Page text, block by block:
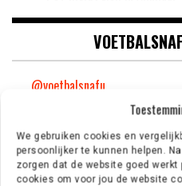
We gebruiken cookies en
persoonlijker te kunnen helpen.
zorgen dat de website goed
cookies om voor jou de website
@voetbalsnafu
GROOTSTE